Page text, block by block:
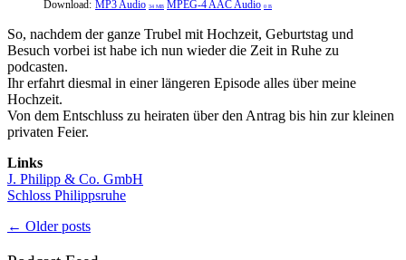
Download: MP3 Audio 34 MB MPEG-4 AAC Audio 0 B
So, nachdem der ganze Trubel mit Hochzeit, Geburtstag und
Besuch vorbei ist habe ich nun wieder die Zeit in Ruhe zu
podcasten.
Ihr erfahrt diesmal in einer längeren Episode alles über meine
Hochzeit.
Von dem Entschluss zu heiraten über den Antrag bis hin zur kleinen
privaten Feier.
Links
J. Philipp & Co. GmbH
Schloss Philippsruhe
Posts
← Older posts